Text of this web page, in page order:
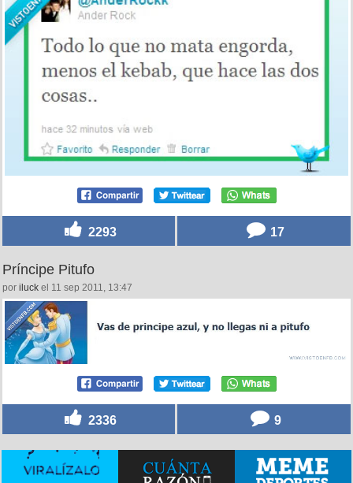
2293 17
Príncipe Pitufo
por iluck el 11 sep 2011, 13:47
2336 9